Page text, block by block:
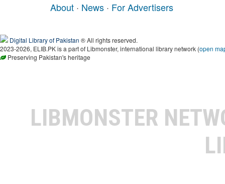
About · News · For Advertisers
Digital Library of Pakistan ® All rights reserved.
2023-2026, ELIB.PK is a part of Libmonster, international library network (open
Preserving Pakistan's heritage
LIBMONSTER